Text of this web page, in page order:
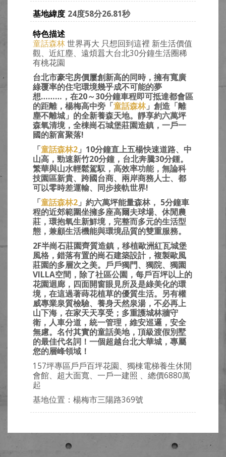
基地緯度 24度58分26.81秒
特色描述
童話森林世界再大 只想回到這裡 新生活價值
觀、近紅塵、遠煩囂大台北30分鐘生活圈稀
有桃花園
台北市豪宅房價屢創新高的同時，擁有寬廣
綠覆率的住宅環境幾乎成不可能的夢
想………，在20～30分鐘車程即可抵達都會區
的距離，楊梅高中旁「童話森林」創造「離
塵不離城」的全新養森天地。靜享約六萬坪
森氧清境，全棟崗石城堡莊園造鎮，一戶一
國的新富聚落!
「童話森林2 」10分鐘直上五楊快速道路、中
山高，勁速新竹20分鐘，台北奔騰30分鍾。
繁華與山水輕鬆駕馭，高效率功能，無論科
技園區新貴、跨國台商、兩岸商務人士、都
可以零時差運輸、同步接軌世界!
「童話森林2 」約六萬坪能量森林， 5分鐘車
程的近郊範圍坐擁多座高爾夫球場、休閒農
莊，環抱氧生新鮮境，完整而多元的生活型
態，兼顧生活機能與環境品質的雙重服務。
2F半崗石莊園齊質造鎮，移植歐洲紅瓦城堡
風格，錯落有置的崗石建築設計，複製歐風
莊園的多層次之美。戶戶獨門、獨院、獨園
VILLA空間，除了社區公園，每戶百坪以上的
花園迴廊，四面開窗眼見所及是綠美化的環
境，在這過著蒔花植草的優質生活。另有權
威專業泉質檢驗、養身天然泉湯，不必再上
山下海，在家天天享受；多重護城林牆守
衛，人車分道，統一管理，維安巡邏，安全
無慮。名付其實的童話美地，頂級渡假別墅
的最佳代名詞！一個超越台北大華城，專屬
您的層峰領域！
157坪專區戶戶百坪花園、獨棟電梯養生休閒
會館、超大面寬、一戶一建照 、總價6880萬
起
基地位置：楊梅市三陽路369號